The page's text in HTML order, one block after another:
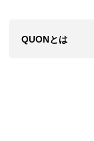
QUONとは